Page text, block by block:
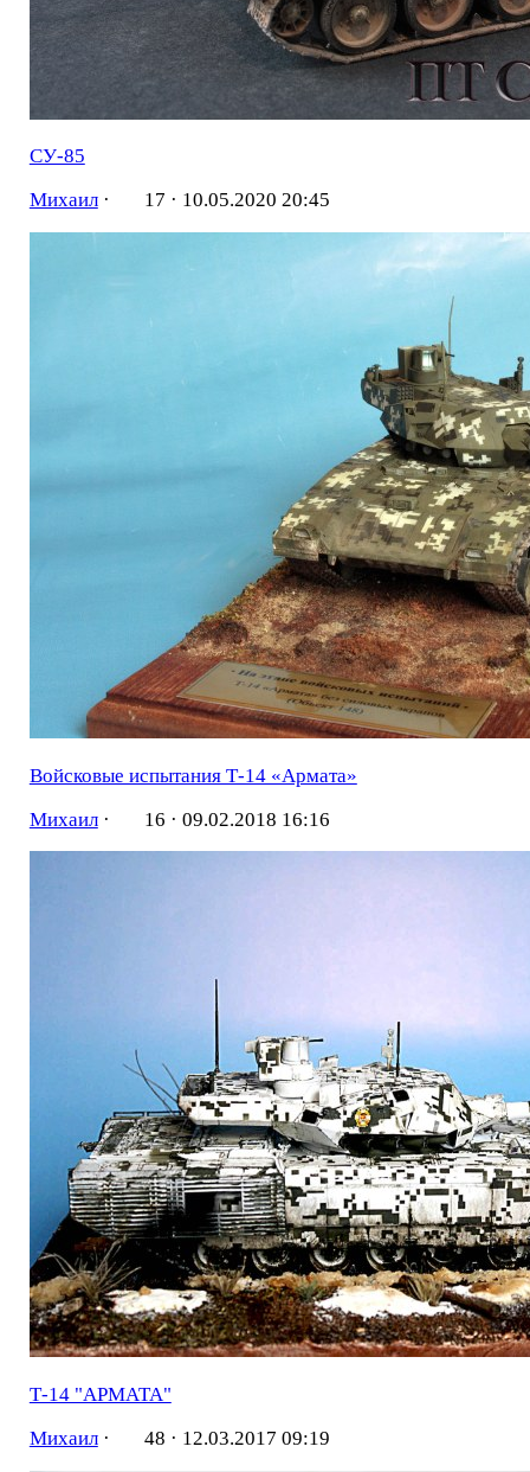
СУ-85
Михаил· 17 · 10.05.2020 20:45
Войсковые испытания Т-14 «Армата»
Михаил· 16 · 09.02.2018 16:16
Т-14 "АРМАТА"
Михаил· 48 · 12.03.2017 09:19